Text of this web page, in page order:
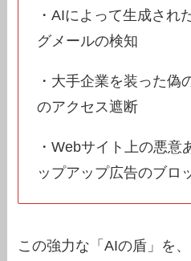
・AIによって生成され
グメールの検知
・大手企業を装った偽
のアクセス遮断
・Webサイト上の悪意
ップアップ広告のブロ
この強力な「AIの盾」を